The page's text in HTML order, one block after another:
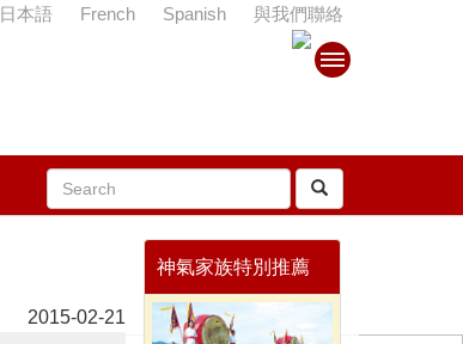
日本語 French Spanish 與我們聯絡
2015-02-21
神氣家族特別推薦